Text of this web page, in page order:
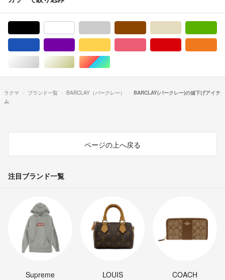
シルバー/銀色系ゴールド/金色系マルチカラー
ラクマ ブランド一覧 BARCLAY（バークレー）
BARCLAY(バークレー)の値下げアイテ
ム
ページの上へ戻る
注目ブランド一覧
Supreme
LOUIS
COACH